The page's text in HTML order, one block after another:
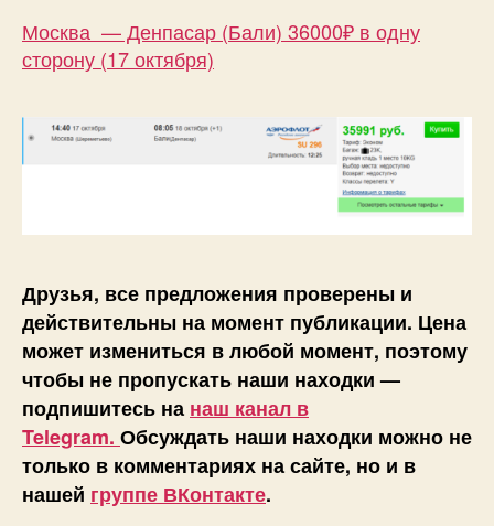
Москва — Денпасар (Бали) 36000₽ в одну
сторону (17 октября)
Друзья, все предложения проверены и
действительны на момент публикации. Цена
может измениться в любой момент, поэтому
чтобы не пропускать наши находки —
подпишитесь на наш канал в
Telegram. Обсуждать наши находки можно не
только в комментариях на сайте, но и в
нашей группе ВКонтакте.